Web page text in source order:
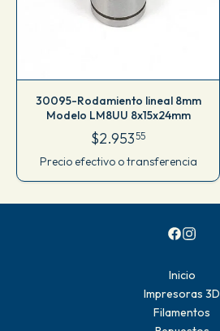
30095-Rodamiento lineal 8mm
Modelo LM8UU 8x15x24mm
$2.95355
Precio efectivo o transferencia
Inicio
Impresoras 3D
Filamentos